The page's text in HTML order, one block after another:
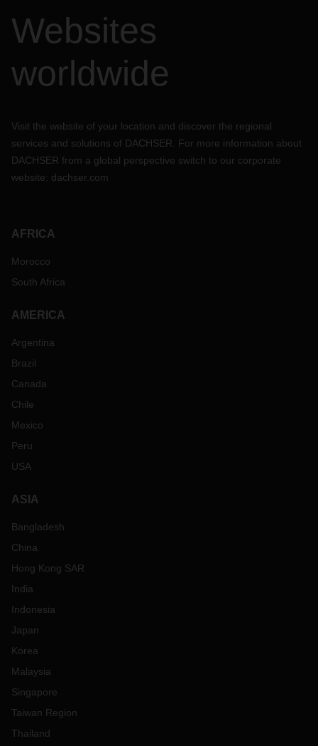
Websites
worldwide
Visit the website of your location and discover the regional
services and solutions of DACHSER. For more information about
DACHSER from a global perspective switch to our corporate
website: dachser.com
AFRICA
Morocco
South Africa
AMERICA
Argentina
Brazil
Canada
Chile
Mexico
Peru
USA
ASIA
Bangladesh
China
Hong Kong SAR
India
Indonesia
Japan
Korea
Malaysia
Singapore
Taiwan Region
Thailand